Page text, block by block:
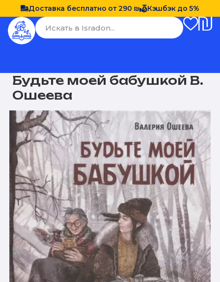
Доставка бесплатно от 290 ₪ Кэшбэк до 5%
Будьте моей бабушкой В.
Ошеева